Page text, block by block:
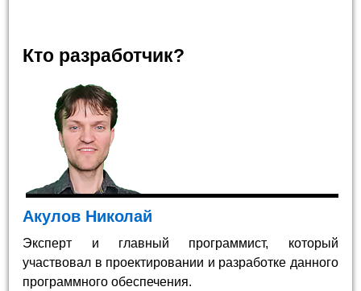
Кто разработчик?
Акулов Николай
Эксперт и главный программист, который
участвовал в проектировании и разработке данного
программного обеспечения.